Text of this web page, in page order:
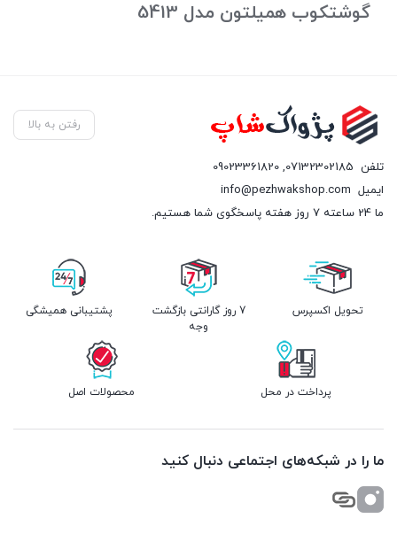
گوشتکوب همیلتون مدل 5413
رفتن به بالا
تلفن 07132302185
,
09023361820
ایمیل info@pezhwakshop.com
ما 24 ساعته 7 روز هفته پاسخگوی شما هستیم.
تحویل اکسپرس
7 روز گارانتی بازگشت
وجه
پشتیبانی همیشگی
پرداخت در محل محصولات اصل
ما را در شبکه‌های اجتماعی دنبال کنید